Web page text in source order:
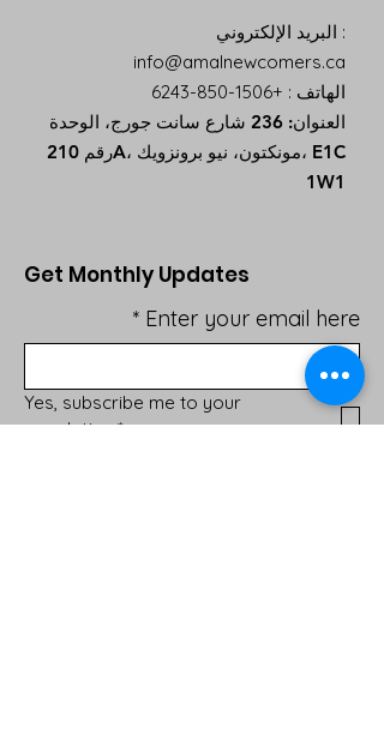
البريد الإلكتروني :
info@amalnewcomers.ca
الهاتف :
+1506-850-6243
العنوان: 236 شارع سانت جورج، الوحدة
رقم 210A، مونكتون، نيو برونزويك، E1C
1W1
Get Monthly Updates
Enter your email here
*
Yes, subscribe me to your
newsletter. *